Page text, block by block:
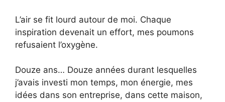
L’air se fit lourd autour de moi. Chaque
inspiration devenait un effort, mes poumons
refusaient l’oxygène.
Douze ans… Douze années durant lesquelles
j’avais investi mon temps, mon énergie, mes
idées dans son entreprise, dans cette maison,